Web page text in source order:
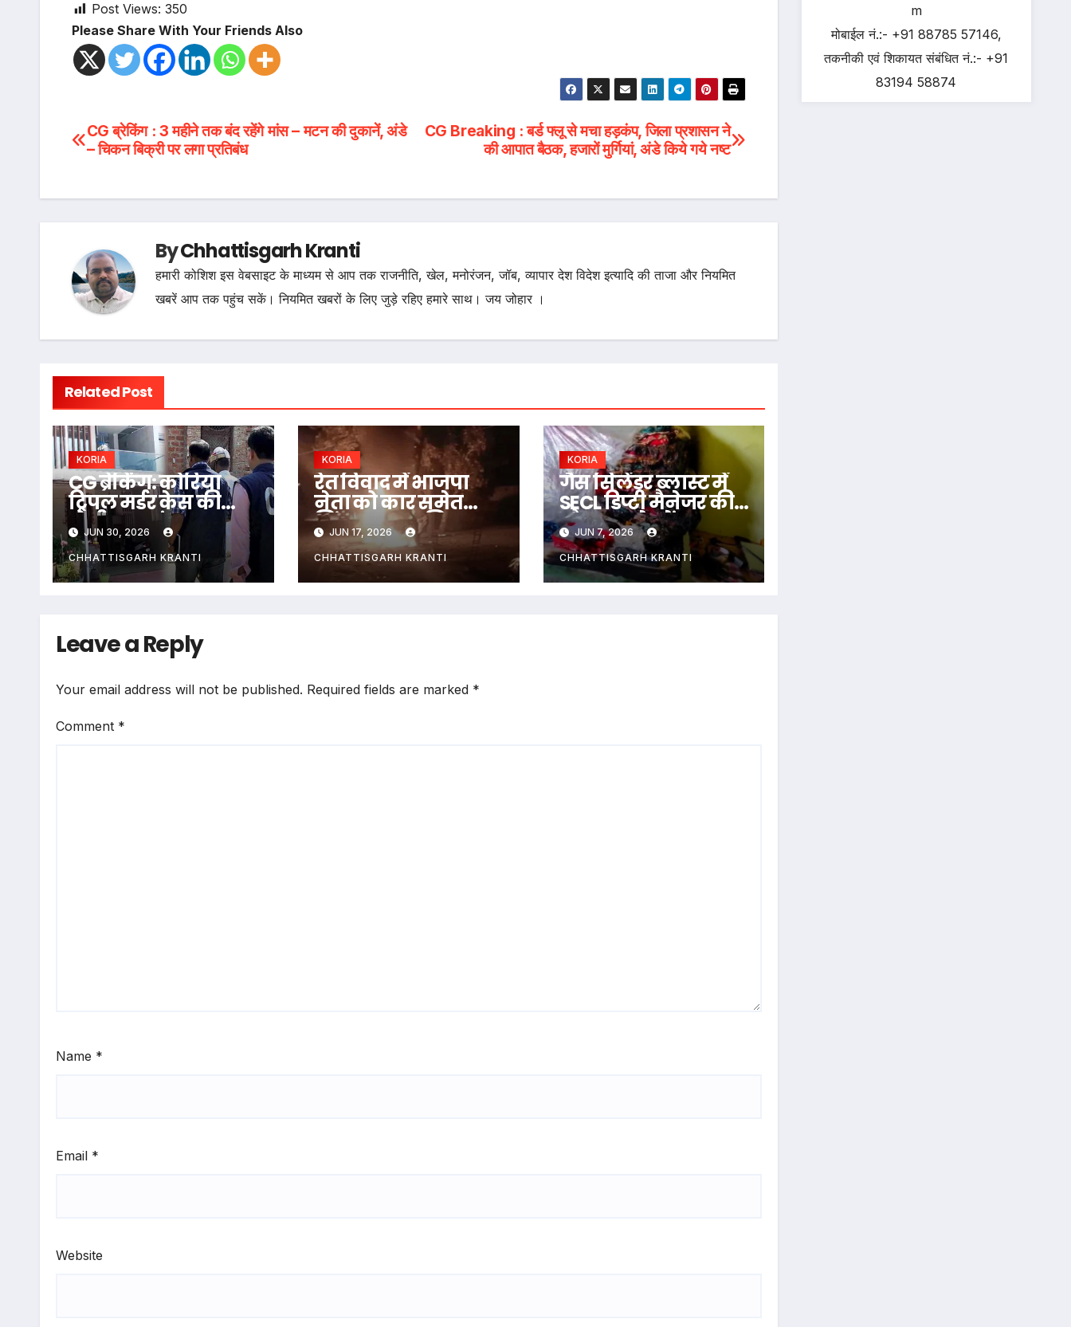
Post Views: 350
Please Share With Your Friends Also
Post
navigation
CG Breaking : बर्ड फ्लू से मचा हड़कंप, जिला प्रशासन ने
की आपात बैठक, हजारों मुर्गियां, अंडे किये गये नष्ट
CG ब्रेकिंग : 3 महीने तक बंद रहेंगे मांस – मटन की दुकानें, अंडे
– चिकन बिक्री पर लगा प्रतिबंध
ByChhattisgarh Kranti
हमारी कोशिश इस वेबसाइट के माध्यम से आप तक राजनीति, खेल, मनोरंजन, जॉब, व्यापार देश विदेश इत्यादि की ताजा और नियमित
खबरें आप तक पहुंच सकें। नियमित खबरों के लिए जुड़े रहिए हमारे साथ। जय जोहार ।
Related Post
KORIA
CG ब्रेकिंग: कोरिया
ट्रिपल मर्डर केस की
होगी CBI जांच,
छत्तीसगढ़ सरकार ने दी
मंजूरी
JUN 30, 2026
CHHATTISGARH KRANTI
KORIA
रेत विवाद में भाजपा
नेता को कार समेत
जिंदा जलाया, शिक्षक
की भी इलाज के दौरान
मौत, मचा हड़कंप…
JUN 17, 2026
CHHATTISGARH KRANTI
KORIA
गैस सिलेंडर ब्लास्ट में
SECL डिप्टी मैनेजर की
मौत, इलाके में मचा
हड़कंप
JUN 7, 2026
CHHATTISGARH KRANTI
Leave a Reply
Your email address will not be published. Required fields are marked *
Comment *
Name *
Email *
Website
m
मोबाईल नं.:- +91 88785 57146,
तकनीकी एवं शिकायत संबंधित नं.:- +91
83194 58874